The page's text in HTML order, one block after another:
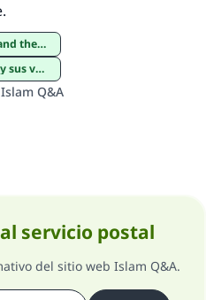
evil eye
Islam Q&A
servicio postal
del sitio web Islam Q&A.